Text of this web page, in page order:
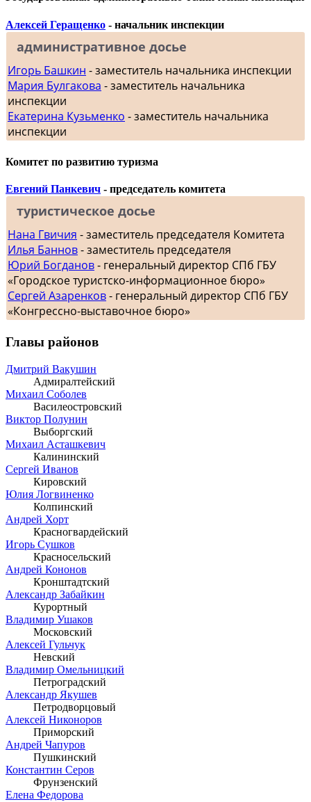
Алексей Геращенко - начальник инспекции
административное досье
Игорь Башкин - заместитель начальника инспекции
Мария Булгакова - заместитель начальника
инспекции
Екатерина Кузьменко - заместитель начальника
инспекции
Комитет по развитию туризма
Евгений Панкевич - председатель комитета
туристическое досье
Нана Гвичия - заместитель председателя Комитета
Илья Баннов- заместитель председателя
Юрий Богданов- генеральный директор СПб ГБУ
«Городское туристско-информационное бюро»
Сергей Азаренков- генеральный директор СПб ГБУ
«Конгрессно-выставочное бюро»
Главы районов
Дмитрий Вакушин
Адмиралтейский
Михаил Соболев
Василеостровский
Виктор Полунин
Выборгский
Михаил Асташкевич
Калининский
Сергей Иванов
Кировский
Юлия Логвиненко
Колпинский
Андрей Хорт
Красногвардейский
Игорь Сушков
Красносельский
Андрей Кононов
Кронштадтский
Александр Забайкин
Курортный
Владимир Ушаков
Московский
Алексей Гульчук
Невский
Владимир Омельницкий
Петроградский
Александр Якушев
Петродворцовый
Алексей Никоноров
Приморский
Андрей Чапуров
Пушкинский
Константин Серов
Фрунзенский
Елена Федорова